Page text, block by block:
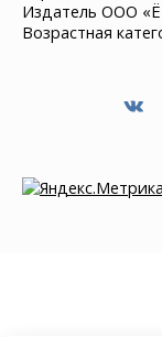
Издатель ООО
Возрастная